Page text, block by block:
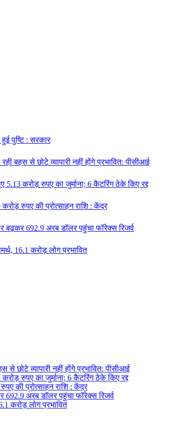
हुई पुष्टि : सरकार
बहस से छोटे व्यापारी नहीं होंगे प्रभावित: पीसीआई
करोड़ रुपए का जुर्माना; 6 कैटरिंग ठेके किए रद्द
रुपए की प्रोत्साहन राशि : केंद्र
बढ़कर 692.9 अरब डॉलर पहुंचा फॉरेक्स रिजर्व
16.1 करोड़ लोग प्रभावित
छोटे व्यापारी नहीं होंगे प्रभावित: पीसीआई
रुपए का जुर्माना; 6 कैटरिंग ठेके किए रद्द
की प्रोत्साहन राशि : केंद्र
692.9 अरब डॉलर पहुंचा फॉरेक्स रिजर्व
करोड़ लोग प्रभावित